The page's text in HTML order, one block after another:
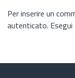
Per inserire un
autenticato. Esegui